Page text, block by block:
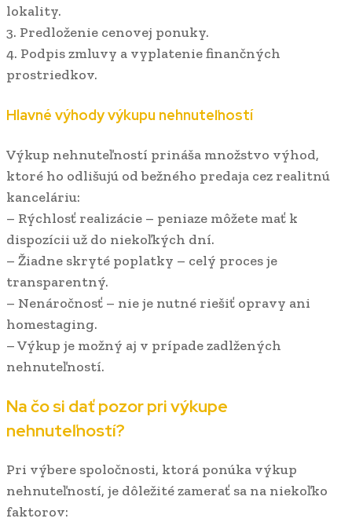
lokality.
3. Predloženie cenovej ponuky.
4. Podpis zmluvy a vyplatenie finančných
prostriedkov.
Hlavné výhody výkupu nehnuteľností
Výkup nehnuteľností prináša množstvo výhod,
ktoré ho odlišujú od bežného predaja cez realitnú
kanceláriu:
– Rýchlosť realizácie – peniaze môžete mať k
dispozícii už do niekoľkých dní.
– Žiadne skryté poplatky – celý proces je
transparentný.
– Nenáročnosť – nie je nutné riešiť opravy ani
homestaging.
– Výkup je možný aj v prípade zadlžených
nehnuteľností.
Na čo si dať pozor pri výkupe
nehnuteľností?
Pri výbere spoločnosti, ktorá ponúka výkup
nehnuteľností, je dôležité zamerať sa na niekoľko
faktorov: